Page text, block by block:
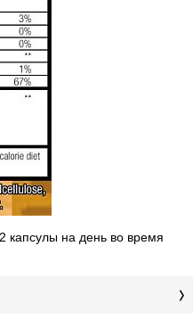
капсулы на день во время